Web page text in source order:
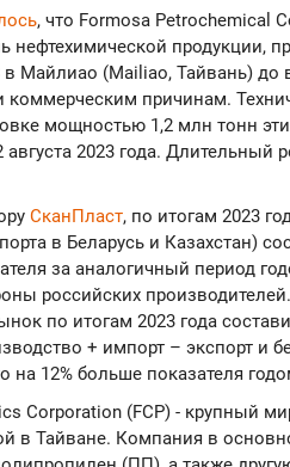
, что Formosa Petrochemical
нефтехимической продукции,
Майлиао (Mailiao, Тайвань)
коммерческим причинам.
мощностью 1,2 млн тонн
августа 2023 года.
СканПласт, по итогам 2023
в Беларусь и Казахстан)
за аналогичный период
российских
по итогам 2023 года
+ импорт – экспорт и
на 12% больше показателя
Corporation (FCP) - крупный
в Тайване. Компания в